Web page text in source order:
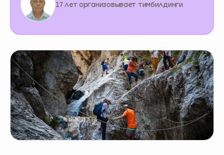
17 лет организовывает тимбилдинги